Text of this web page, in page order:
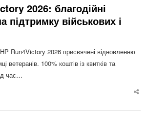
2026: благодійні
підтримку військових і
Run4Victory 2026 присвячені відновленню
ветеранів. 100% коштів із квитків та
час…